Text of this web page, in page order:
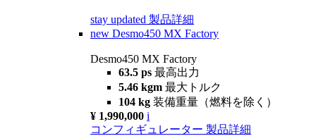
stay updated 製品詳細
new Desmo450 MX Factory
Desmo450 MX Factory
63.5 ps 最高出力
5.46 kgm 最大トルク
104 kg 装備重量（燃料を除く）
¥ 1,990,000 i
コンフィギュレーター 製品詳細